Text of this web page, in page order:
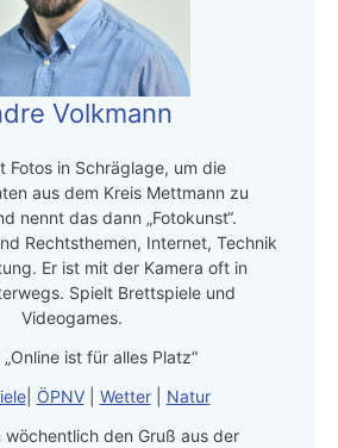
Volkmann
in Schräglage, um die
aus dem Kreis Mettmann zu
nennt das dann „Fotokunst“.
Rechtsthemen, Internet, Technik
Er ist mit der Kamera oft in
Spielt Brettspiele und
Videogames.
„Online ist für alles Platz“
| ÖPNV| Wetter| Natur
wöchentlich den Gruß aus der